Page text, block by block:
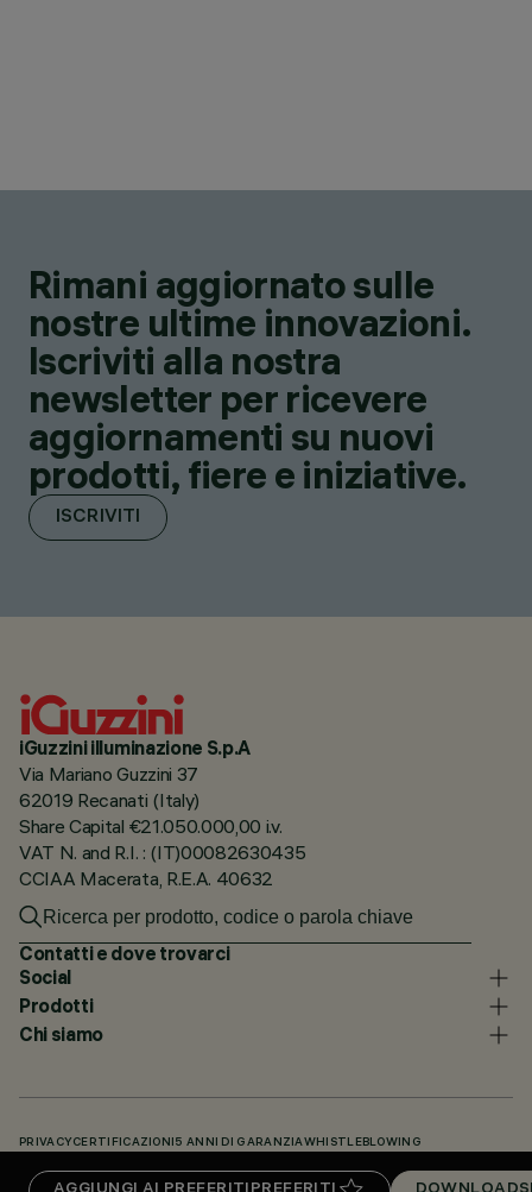
Rimani aggiornato sulle
nostre ultime innovazioni.
Iscriviti alla nostra
newsletter per ricevere
aggiornamenti su nuovi
prodotti, fiere e iniziative.
ISCRIVITI
iGuzzini illuminazione S.p.A
Via Mariano Guzzini 37
62019 Recanati (Italy)
Share Capital €21.050.000,00 i.v.
VAT N. and R.I. : (IT)00082630435
CCIAA Macerata, R.E.A. 40632
Contatti e dove trovarci
Social
Prodotti
Chi siamo
PRIVACY CERTIFICAZIONI 5 ANNI DI GARANZIAWHISTLEBLOWING